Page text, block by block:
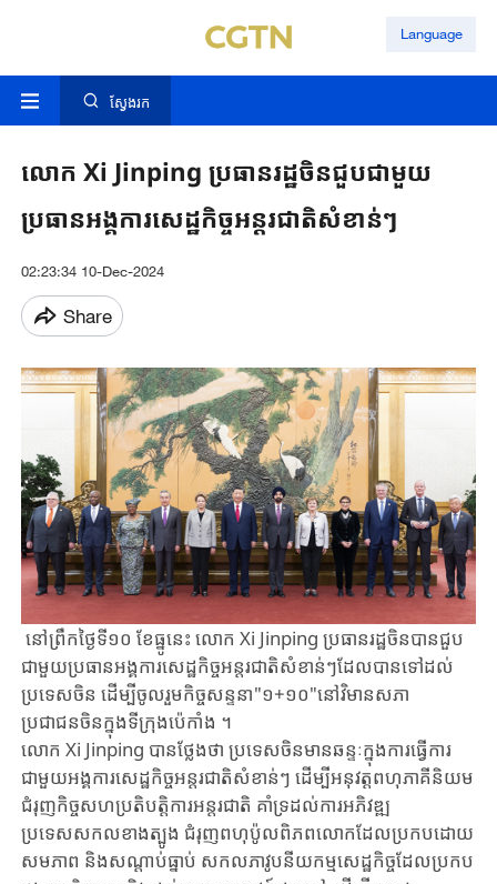
Language
ស្វែងរក
លោក Xi Jinping ប្រធានរដ្ឋចិនជួបជាមួយ
ប្រធានអង្គការសេដ្ឋកិច្ចអន្តរជាតិសំខាន់ៗ
02:23:34 10-Dec-2024
Share
នៅព្រឹកថ្ងៃទី១០ ខែធ្នូនេះ លោក Xi Jinping ប្រធានរដ្ឋចិនបានជួប
ជាមួយប្រធានអង្គការសេដ្ឋកិច្ចអន្តរជាតិសំខាន់ៗដែលបានទៅដល់
ប្រទេសចិន ដើម្បីចូលរួមកិច្ចសន្ទនា"១+១០"នៅវិមានសភា
ប្រជាជនចិនក្នុងទីក្រុងប៉េកាំង ។
លោក Xi Jinping បានថ្លែងថា ប្រទេសចិនមានឆន្ទៈក្នុងការធ្វើការ
ជាមួយអង្គការសេដ្ឋកិច្ចអន្តរជាតិសំខាន់ៗ ដើម្បីអនុវត្តពហុភាគីនិយម
ជំរុញកិច្ចសហប្រតិបត្តិការអន្តរជាតិ គាំទ្រដល់ការអភិវឌ្ឍ
ប្រទេសសកលខាងត្បូង ​ជំរុញពហុប៉ូលពិភពលោកដែលប្រកបដោយ
សមភាព និងសណ្តាប់ធ្នាប់ សកលភាវូបនីយកម្មសេដ្ឋកិច្ចដែលប្រកប